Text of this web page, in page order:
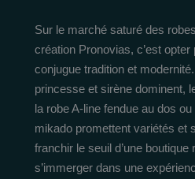
Sur le marché saturé des
création Pronovias, c’est
conjugue tradition et
princesse et sirène dominent,
la robe A-line fendue au dos
mikado promettent variétés et
franchir le seuil d’une boutique
s’immerger dans une